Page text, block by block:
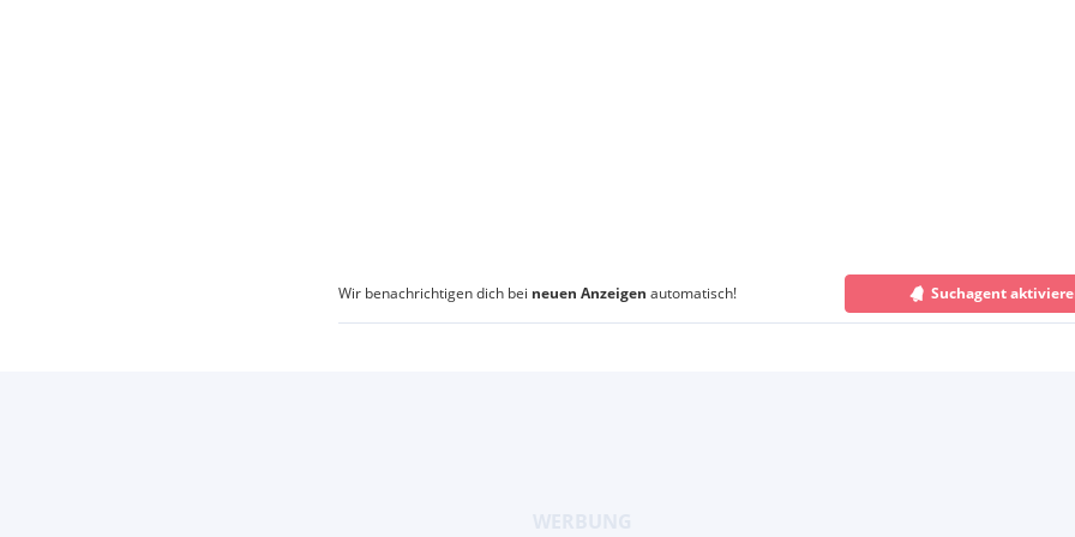
Wir benachrichtigen dich bei neuen Anzeigen automatisch! Suchagent